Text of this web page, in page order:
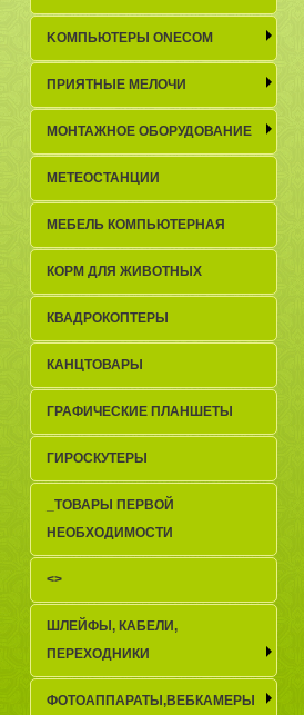
KОМПЬЮТЕРЫ ONECOM
ПРИЯТНЫЕ МЕЛОЧИ
МОНТАЖНОЕ ОБОРУДОВАНИЕ
МЕТЕОСТАНЦИИ
МЕБЕЛЬ КОМПЬЮТЕРНАЯ
КОРМ ДЛЯ ЖИВОТНЫХ
КВАДРОКОПТЕРЫ
КАНЦТОВАРЫ
ГРАФИЧЕСКИЕ ПЛАНШЕТЫ
ГИРОСКУТЕРЫ
_TОВАРЫ ПЕРВОЙ
НЕОБХОДИМОСТИ
<>
ШЛЕЙФЫ, КАБЕЛИ,
ПЕРЕХОДНИКИ
ФОТОАППАРАТЫ,ВЕБКАМЕРЫ